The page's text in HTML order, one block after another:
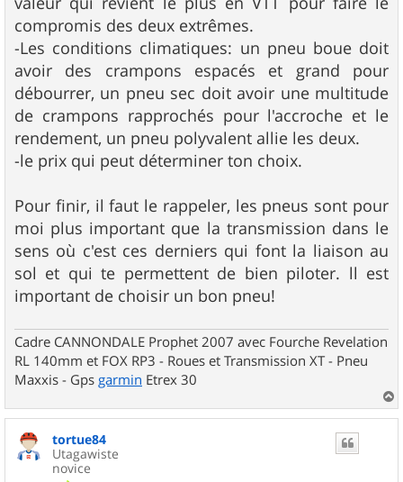
compromis des deux extrêmes.
-Les conditions climatiques: un pneu boue doit
avoir des crampons espacés et grand pour
débourrer, un pneu sec doit avoir une multitude
de crampons rapprochés pour l'accroche et le
rendement, un pneu polyvalent allie les deux.
-le prix qui peut déterminer ton choix.
Pour finir, il faut le rappeler, les pneus sont pour
moi plus important que la transmission dans le
sens où c'est ces derniers qui font la liaison au
sol et qui te permettent de bien piloter. ll est
important de choisir un bon pneu!
Cadre CANNONDALE Prophet 2007 avec Fourche Revelation
RL 140mm et FOX RP3 - Roues et Transmission XT - Pneu
Maxxis - Gps garmin Etrex 30
a
tortue84
Utagawiste
novice